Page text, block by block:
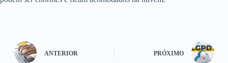
ANTERIOR PRÓXIMO